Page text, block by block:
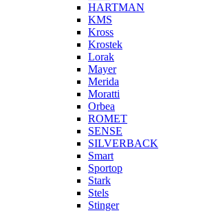
HARTMAN
KMS
Kross
Krostek
Lorak
Mayer
Merida
Moratti
Orbea
ROMET
SENSE
SILVERBACK
Smart
Sportop
Stark
Stels
Stinger